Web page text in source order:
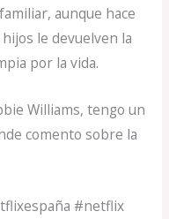
aunque hace
hijos le devuelven la
por la vida.
Williams, tengo un
comento sobre la
#netflix